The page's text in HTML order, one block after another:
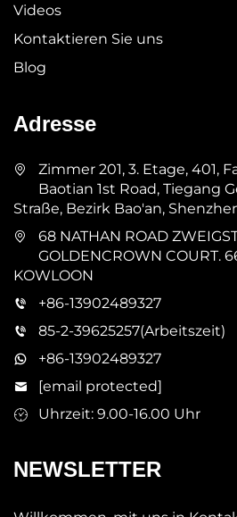
Videos
Kontaktieren Sie uns
Blog
Adresse
Zimmer 201, 3. Etage, 401,
Baotian 1st Road, Tiegang
Straße, Bezirk Bao'an,
68 NATHAN ROAD
GOLDENCROWN COURT.
KOWLOON
+86-13902489327
85-2-39625257(Arbeitszeit)
+86-13902489327
[email protected]
Uhrzeit: 9.00-16.00 Uhr
NEWSLETTER